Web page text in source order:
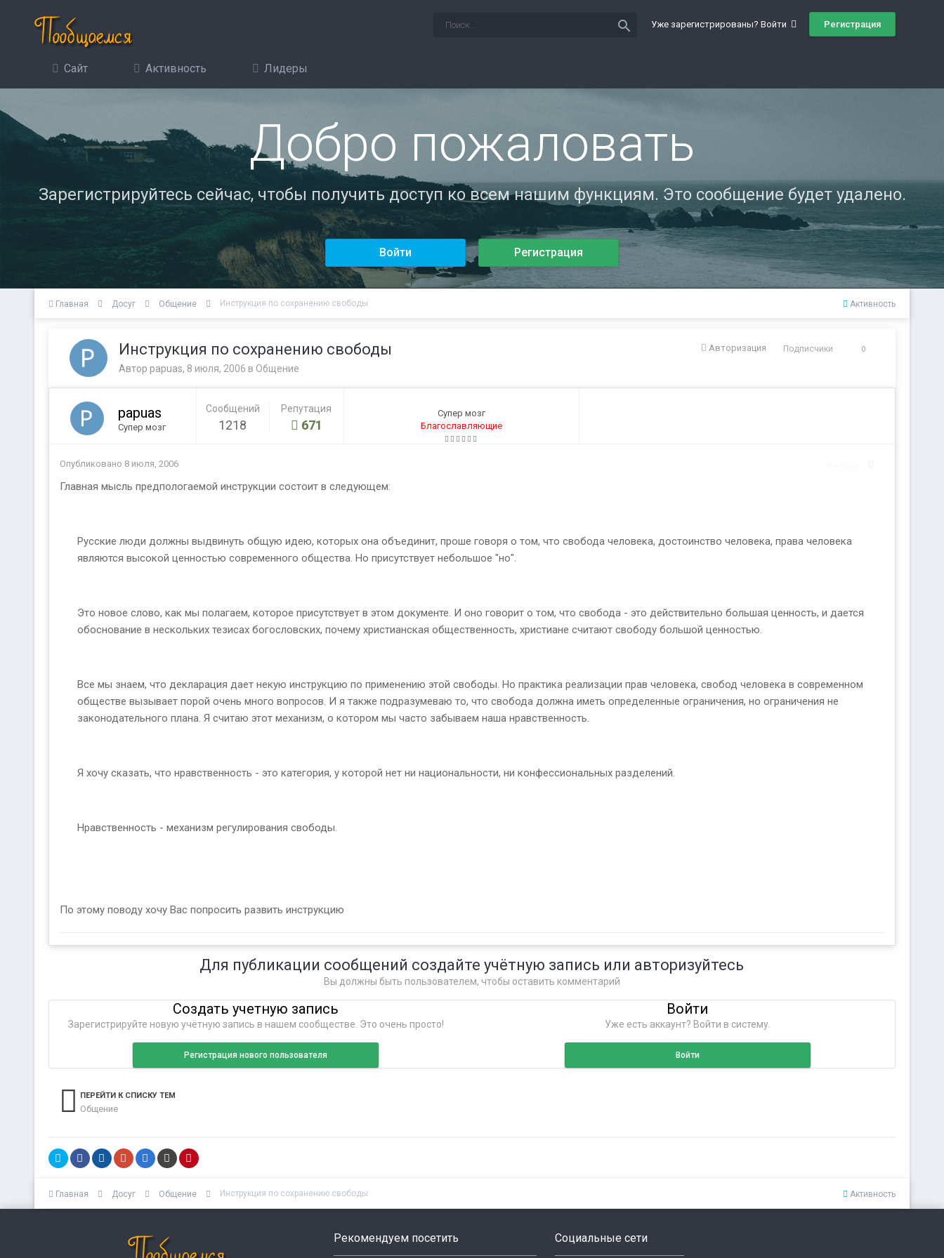
Уже зарегистрированы? Войти Регистрация
search
Сайт Активность Лидеры
Добро пожаловать
Зарегистрируйтесь сейчас, чтобы получить доступ ко всем нашим функциям. Это сообщение будет удалено.
Войти Регистрация
Активность
Главная Досуг Общение Инструкция по сохранению свободы
Авторизация Подписчики 0
Инструкция по сохранению свободы
Автор papuas, 8 июля, 2006 в Общение
papuas
Супер мозг
Сообщений
1218
Репутация
671
Супер мозг
Благославляющие
Опубликовано 8 июля, 2006
Главная мысль предпологаемой инструкции состоит в следующем:
Русские люди должны выдвинуть общую идею, которых она объединит, проше говоря о том, что свобода человека, достоинство человека, права человека
являются высокой ценностью современного общества. Но присутствует небольшое "но".
Это новое слово, как мы полагаем, которое присутствует в этом документе. И оно говорит о том, что свобода - это действительно большая ценность, и дается
обоснование в нескольких тезисах богословских, почему христианская общественность, христиане считают свободу большой ценностью.
Все мы знаем, что декларация дает некую инструкцию по применению этой свободы. Но практика реализации прав человека, свобод человека в современном
обществе вызывает порой очень много вопросов. И я также подразумеваю то, что свобода должна иметь определенные ограничения, но ограничения не
законодательного плана. Я считаю этот механизм, о котором мы часто забываем наша нравственность.
Я хочу сказать, что нравственность - это категория, у которой нет ни национальности, ни конфессиональных разделений.
Нравственность - механизм регулирования свободы.
По этому поводу хочу Вас попросить развить инструкцию
Для публикации сообщений создайте учётную запись или авторизуйтесь
Вы должны быть пользователем, чтобы оставить комментарий
Создать учетную запись
Зарегистрируйте новую учётную запись в нашем сообществе. Это очень просто!
Регистрация нового пользователя
Войти
Уже есть аккаунт? Войти в систему.
Войти
ПЕРЕЙТИ К СПИСКУ ТЕМ
Общение
Активность
Главная Досуг Общение Инструкция по сохранению свободы
Рекомендуем посетить Социальные сети